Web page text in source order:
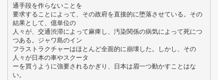
通手段を作らないことを
要求することによって、その政府を直接的に堕落させている。その
結果として、億単位の
人々が、交通渋滞によって麻痺し、汚染関係の病気によって死につ
つある。ジャワ島のイン
フラストラクチャーはほとんど全面的に崩壊した。しかし、その
人々が日本の車やスクータ
ーを買うように強要されるかぎり、日本は眉一つ動かすことはな
い。